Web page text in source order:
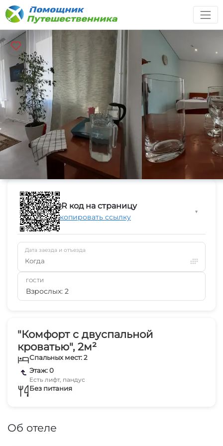
"Комфорт с двуспальной
кроватью", 2м²
Спальных мест: 2
Этаж: 0
Есть лифт, пандус
Без питания
Об отеле
QR код на страницу
Скопировать ссылку
▼
Дата заезда и отъезда
Когда
ГОСТИ
Взрослых: 2